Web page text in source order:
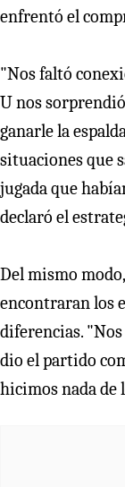
enfrentó el
"Nos faltó
U nos
ganarle la
situaciones que
jugada que
declaró el
Del mismo
encontraran los
diferencias. "Nos
dio el partido
hicimos nada de